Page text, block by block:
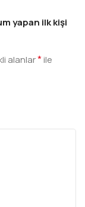
yapan ilk kişi
alanlar*ile